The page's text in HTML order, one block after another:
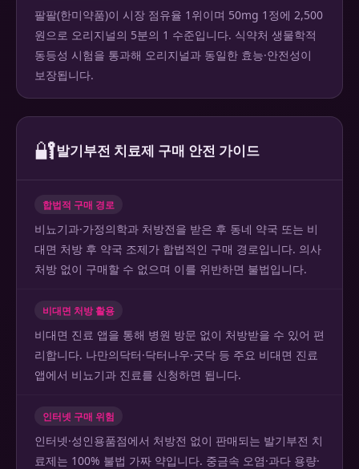
팔팔(한미약품)이 시장 점유율 1위이며 50mg 1정에 2,500
원으로 오리지널의 5분의 1 수준입니다. 식약처 생물학적
동등성 시험을 통과해 오리지널과 동일한 효능·안전성이
보장됩니다.
🔐발기부전 치료제 구매 안전 가이드
합법적 구매 경로
비뇨기과·가정의학과 처방전을 받은 후 동네 약국 또는 비
대면 처방 후 약국 조제가 합법적인 구매 경로입니다. 의사
처방 없이 구매할 수 없으며 이를 위반하면 불법입니다.
비대면 처방 활용
비대면 진료 앱을 통해 병원 방문 없이 처방받을 수 있어 편
리합니다. 나만의닥터·닥터나우·굿닥 등 주요 비대면 진료
앱에서 비뇨기과 진료를 신청하면 됩니다.
인터넷 구매 위험
인터넷·성인용품점에서 처방전 없이 판매되는 발기부전 치
료제는 100% 불법 가짜 약입니다. 중금속 오염·과다 용량·